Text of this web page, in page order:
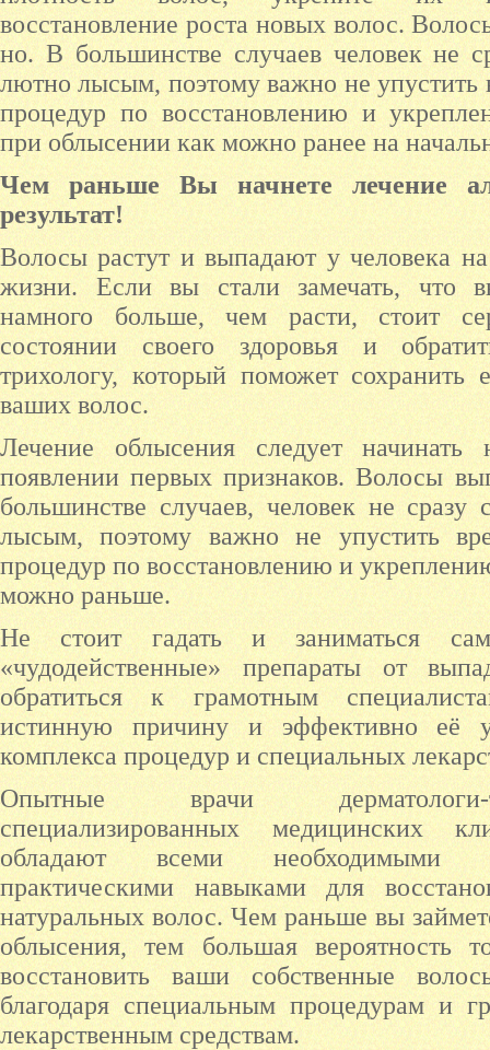
восстановление роста новых волос.
но. В боль­шинс­тве слу­ча­ев че­ловек не
лют­но лы­сым, по­это­му важ­но не упус­тить
про­цедур по восс­та­нов­ле­нию и
при облысении как мож­но ранее на
Чем раньше Вы начнете лечение
результат!
Волосы растут и выпадают у человека
жизни. Если вы стали замечать, что
намного больше, чем расти, стоит
состоянии своего здоровья и
трихологу, который поможет сохранить
ваших волос.
Лечение облысения следует начинать
появлении первых признаков. Волосы
большинстве случаев, человек не сразу
лысым, поэтому важно не упустить
процедур по восстановлению и
можно раньше.
Не стоит гадать и заниматься
«чудодейственные» препараты от
обратиться к грамотным
истинную причину и эффективно её
комплекса процедур и специальных
Опытные врачи дерматологи-
специализированных медицинских
обладают всеми необходимыми
практическими навыками для
натуральных волос. Чем раньше вы
облысения, тем большая вероятность
восстановить ваши собственные
благодаря специальным процедурам и
лекарственным средствам.